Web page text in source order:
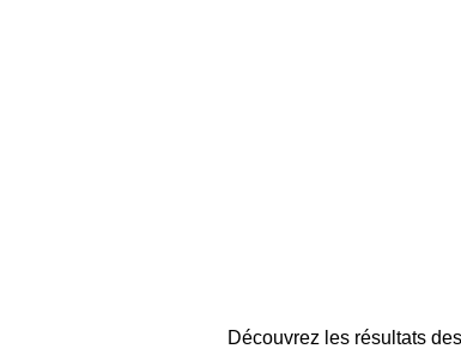
Découvrez les résultats